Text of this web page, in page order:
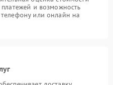
и возможность
или онлайн на